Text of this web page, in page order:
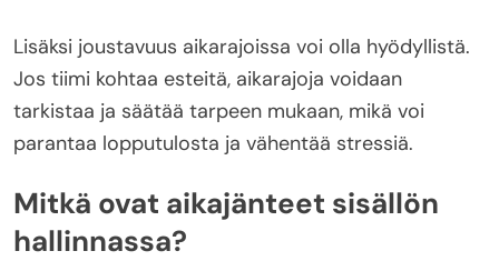
Lisäksi joustavuus aikarajoissa voi olla hyödyllistä.
Jos tiimi kohtaa esteitä, aikarajoja voidaan
tarkistaa ja säätää tarpeen mukaan, mikä voi
parantaa lopputulosta ja vähentää stressiä.
Mitkä ovat aikajänteet sisällön
hallinnassa?